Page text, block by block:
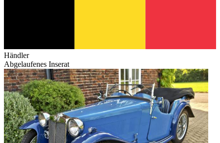
Händler
Abgelaufenes Inserat